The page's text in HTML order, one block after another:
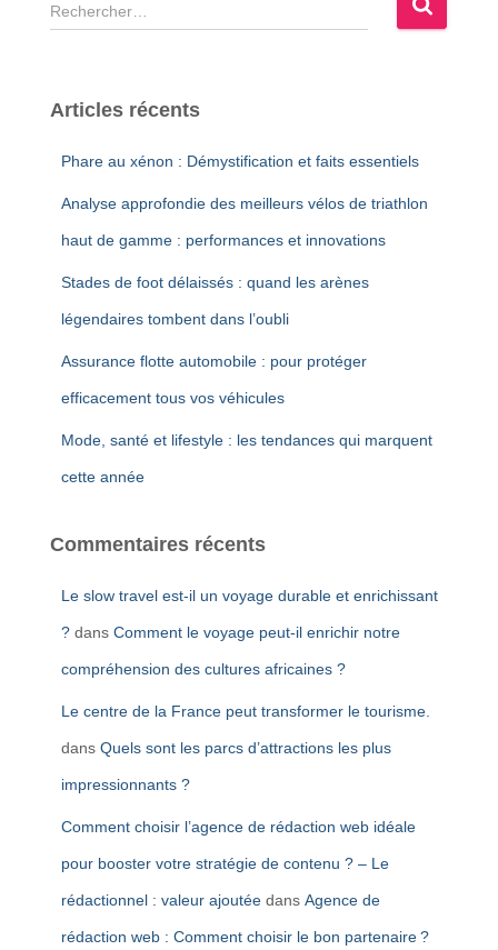
e
e
Articles récents
Phare au xénon : Démystification et faits essentiels
Analyse approfondie des meilleurs vélos de triathlon
haut de gamme : performances et innovations
Stades de foot délaissés : quand les arènes
légendaires tombent dans l’oubli
Assurance flotte automobile : pour protéger
efficacement tous vos véhicules
Mode, santé et lifestyle : les tendances qui marquent
cette année
Commentaires récents
Le slow travel est-il un voyage durable et enrichissant
? dans Comment le voyage peut-il enrichir notre
compréhension des cultures africaines ?
Le centre de la France peut transformer le tourisme.
dans Quels sont les parcs d’attractions les plus
impressionnants ?
Comment choisir l’agence de rédaction web idéale
pour booster votre stratégie de contenu ? – Le
rédactionnel : valeur ajoutée dans Agence de
rédaction web : Comment choisir le bon partenaire ?